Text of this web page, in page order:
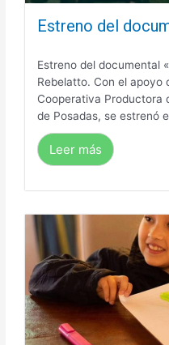
Estreno del
Estreno del documental
Rebelatto. Con el apoyo
Cooperativa Productora
de Posadas, se estrenó
Leer más